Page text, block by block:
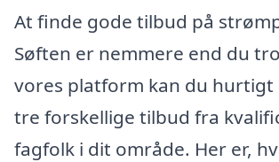
At finde gode tilbud på
Søften er nemmere end du
vores platform kan du hurtigt
tre forskellige tilbud fra
fagfolk i dit område. Her er,